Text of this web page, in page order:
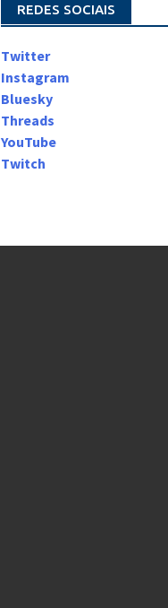
REDES SOCIAIS
Twitter
Instagram
Bluesky
Threads
YouTube
Twitch